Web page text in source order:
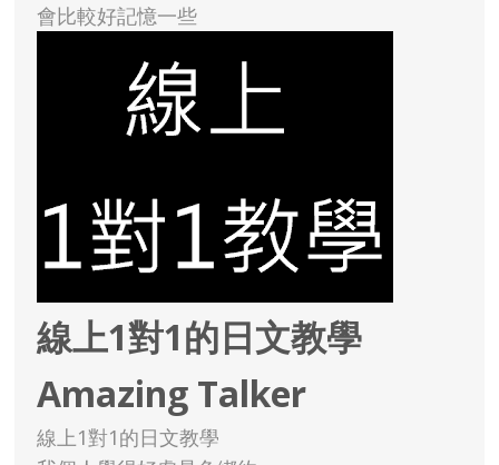
會比較好記憶一些
線上1對1的日文教學
Amazing Talker
線上1對1的日文教學